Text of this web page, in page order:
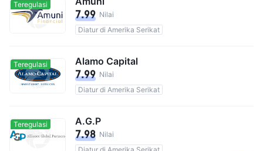
Teregulasi
7.99 Nilai
Diatur di Amerika Serikat
Teregulasi Alamo Capital
7.99 Nilai
Diatur di Amerika Serikat
Teregulasi A.G.P
7.98 Nilai